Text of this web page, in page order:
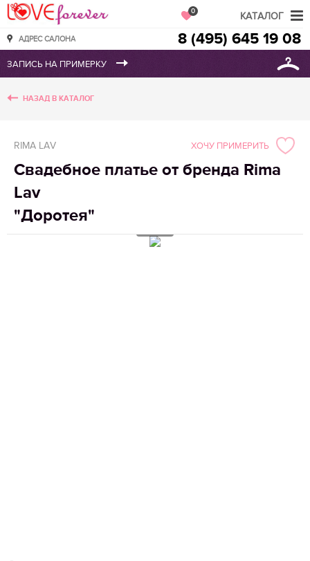
Love Forever
АДРЕС САЛОНА
0
8 (495) 645 19 08
НАЗАД В КАТАЛОГ
RIMA LAV
Свадебное платье от бренда Rima
Lav
"Доротея"
ХОЧУ ПРИМЕРИТЬ
КАТАЛОГ